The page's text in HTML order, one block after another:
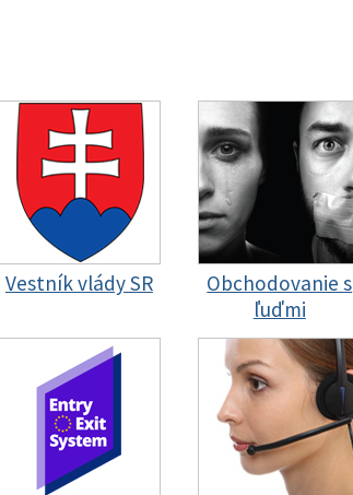
Vestník vlády SR
Obchodovanie s
ľuďmi